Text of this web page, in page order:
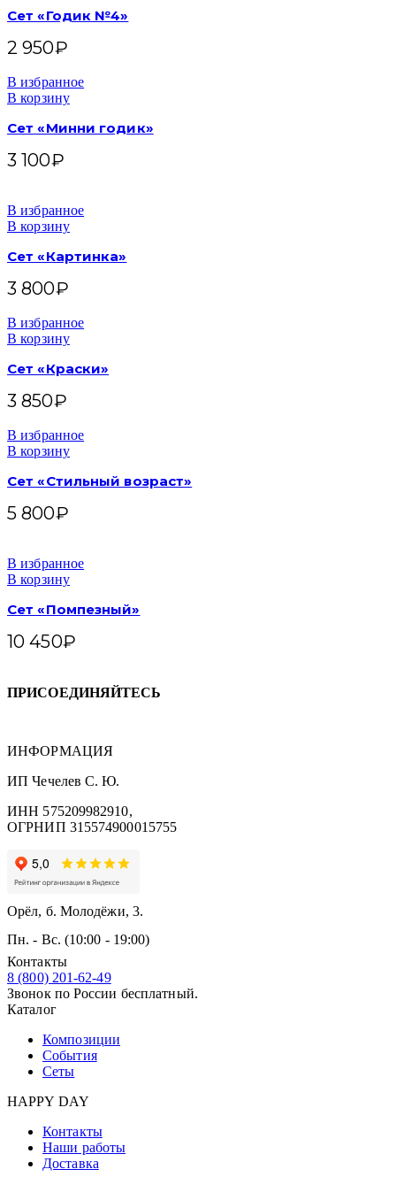
Сет «Годик №4»
2 950₽
В избранное
В корзину
Сет «Минни годик»
3 100₽
В избранное
В корзину
Сет «Картинка»
3 800₽
В избранное
В корзину
Сет «Краски»
3 850₽
В избранное
В корзину
Сет «Стильный возраст»
5 800₽
В избранное
В корзину
Сет «Помпезный»
10 450₽
ПРИСОЕДИНЯЙТЕСЬ
ИНФОРМАЦИЯ
ИП Чечелев С. Ю.
ИНН 575209982910,
ОГРНИП 315574900015755
Орёл, б. Молодёжи, 3.
Пн. - Вс. (10:00 - 19:00)
Контакты
8 (800) 201-62-49
Звонок по России бесплатный.
Каталог
Композиции
События
Сеты
HAPPY DAY
Контакты
Наши работы
Доставка